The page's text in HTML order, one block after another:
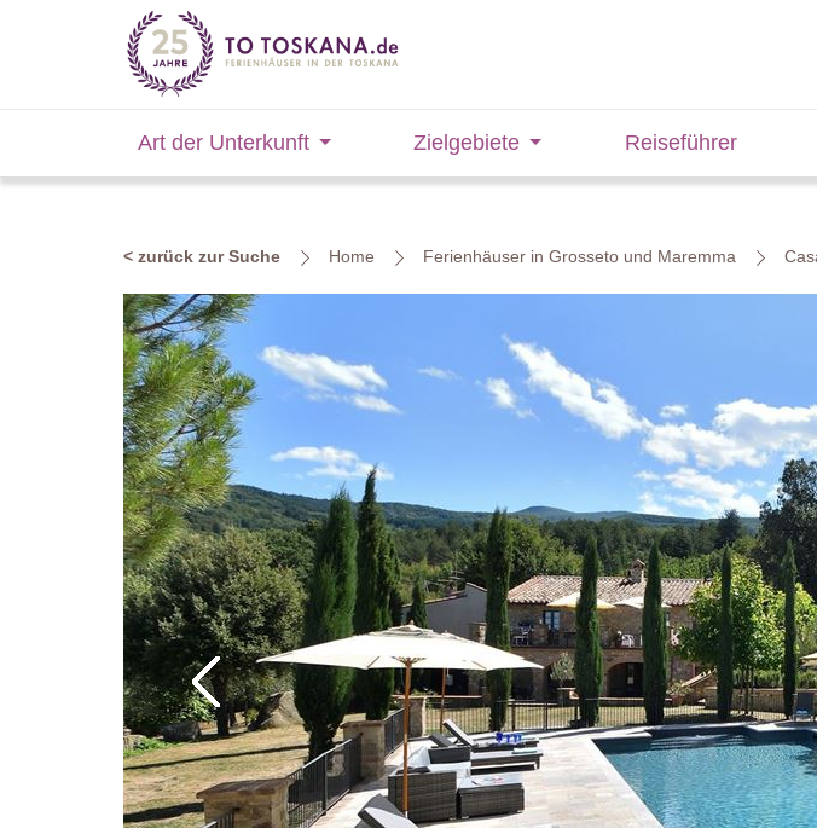
Art der Unterkunft Zielgebiete Reiseführer
< zurück zur Suche Home Ferienhäuser in Grosseto und Maremma